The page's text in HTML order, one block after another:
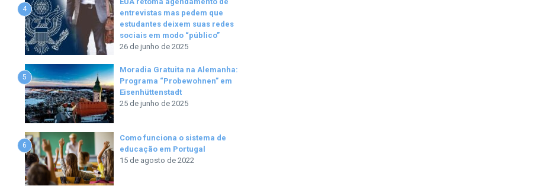
4
entrevistas mas pedem que
estudantes deixem suas redes
sociais em modo “público”
26 de junho de 2025
5
Moradia Gratuita na Alemanha:
Programa “Probewohnen” em
Eisenhüttenstadt
25 de junho de 2025
6
Como funciona o sistema de
educação em Portugal
15 de agosto de 2022